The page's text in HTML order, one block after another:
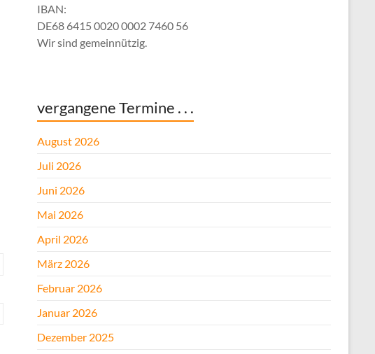
IBAN:
DE68 6415 0020 0002 7460 56
Wir sind gemeinnützig.
vergangene Termine . . .
August 2026
Juli 2026
Juni 2026
Mai 2026
April 2026
März 2026
Februar 2026
Januar 2026
Dezember 2025